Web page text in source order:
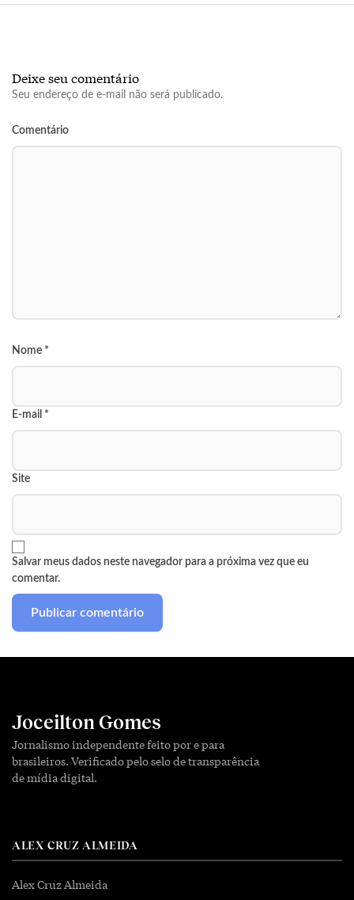
Deixe seu comentário
Seu endereço de e-mail não será publicado.
Comentário
Nome *
E-mail *
Site
Salvar meus dados neste navegador para a próxima vez que eu
comentar.
Joceilton Gomes
Jornalismo independente feito por e para
brasileiros. Verificado pelo selo de transparência
de mídia digital.
ALEX CRUZ ALMEIDA
Alex Cruz Almeida